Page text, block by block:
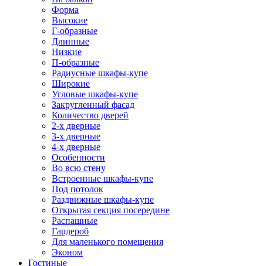
Форма
Высокие
Г-образные
Длинные
Низкие
П-образные
Радиусные шкафы-купе
Широкие
Угловые шкафы-купе
Закругленный фасад
Количество дверей
2-х дверные
3-х дверные
4-х дверные
Особенности
Во всю стену
Встроенные шкафы-купе
Под потолок
Раздвижные шкафы-купе
Открытая секция посередине
Распашные
Гардероб
Для маленького помещения
Эконом
Гостиные